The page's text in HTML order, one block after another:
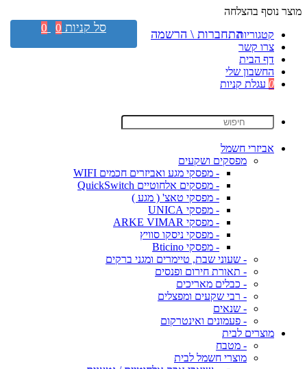
מוצר נוסף בהצלחה
קטגוריות
צרו קשר
דף הבית
החשבון שלי
0 עגלת קניות
אביזרי חשמל
מפסקים ושקעים
- מפסקי מגע ואביזרים חכמים WIFI
- מפסקים אלחוטיים QuickSwitch
- מפסקי טאצ' ( מגע )
- מפסקי UNICA
- מפסקי ARKE VIMAR
- מפסקי ניסקו סוויץ
- מפסקי Bticino
- שעוני שבת, טיימרים ומגני ברקים
- תאורת חירום ופנסים
- כבלים מאריכים
- רבי שקעים ומפצלים
- שנאים
- פעמונים ואינטרקום
מוצרים לבית
- מטבח
מוצרי חשמל לבית
התחברות \ הרשמה סל קניות 0
0